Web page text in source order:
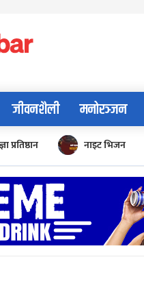
जीवनशैली मनोरञ्जन
प्रतिष्ठान नाइट भिजन